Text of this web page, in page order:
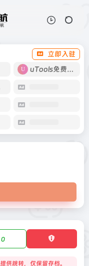
立即入驻
uTools免费工具箱
0
供跳转，仅保留存档。